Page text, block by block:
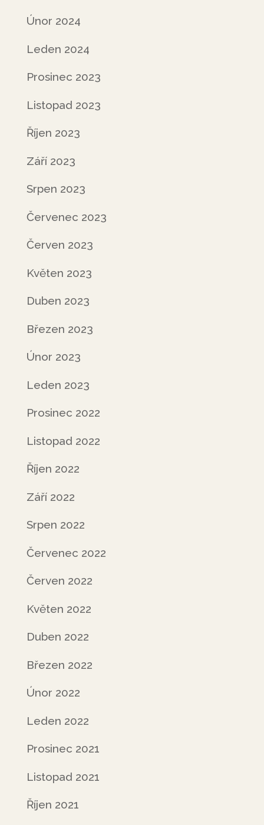
Únor 2024
Leden 2024
Prosinec 2023
Listopad 2023
Říjen 2023
Září 2023
Srpen 2023
Červenec 2023
Červen 2023
Květen 2023
Duben 2023
Březen 2023
Únor 2023
Leden 2023
Prosinec 2022
Listopad 2022
Říjen 2022
Září 2022
Srpen 2022
Červenec 2022
Červen 2022
Květen 2022
Duben 2022
Březen 2022
Únor 2022
Leden 2022
Prosinec 2021
Listopad 2021
Říjen 2021